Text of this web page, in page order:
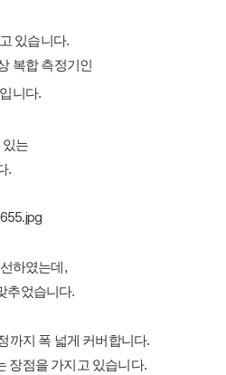
있습니다.
복합 측정기인
입니다.
있는
.
하였는데,
추었습니다.
까지 폭 넓게 커버합니다.
장점을 가지고 있습니다.